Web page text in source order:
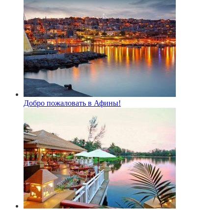
Добро пожаловать в Афины!